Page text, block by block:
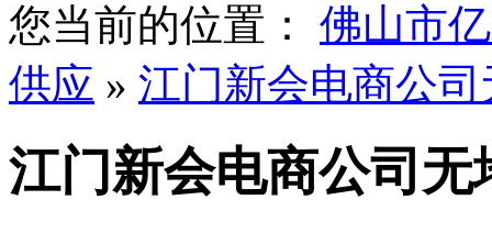
您当前的位置：
佛山市
供应 » 江门新会电商公
江门新会电商公司